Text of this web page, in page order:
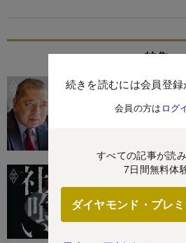
続きを読むには会員登録
会員の方は ログ
すべての記事が読
7日間無料体
ダイヤモンド・プレ
特集